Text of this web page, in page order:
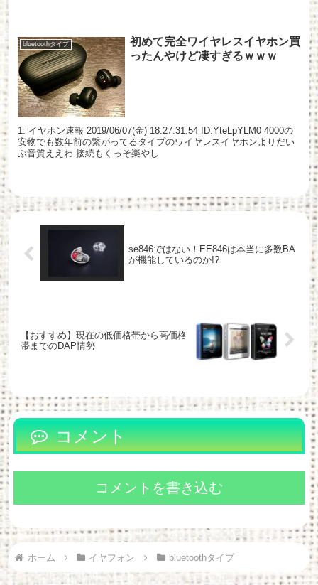
bluetoothタイプ
初めて完全ワイヤレスイヤホン買
ったんやけど凄すぎるｗｗｗ
1: イヤホン速報 2019/06/07(金) 18:27:31.54 ID:YteLpYLM0 4000の
安物でも数年前の繋がってるタイプのワイヤレスイヤホンよりだい
ぶ音質ええわ 接続もくっそ楽やし
se846ではない！EE846は本当に多数BA
が機能しているのか!?
【おすすめ】現在の低価格帯から高価格
帯までのDAP情勢
コメント
コメントを書き込む
ホーム イヤフォン bluetoothタイプ